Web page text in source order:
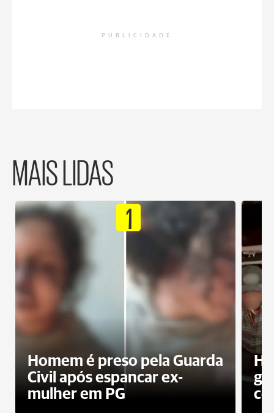
PUBLICIDADE
MAIS LIDAS
1
Homem é preso pela Guarda
Civil após espancar ex-
mulher em PG